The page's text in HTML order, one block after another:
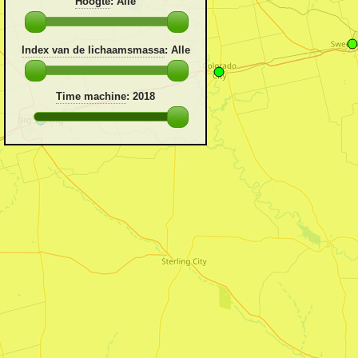
Index van de lichaamsmassa: Alle
Time machine: 2018